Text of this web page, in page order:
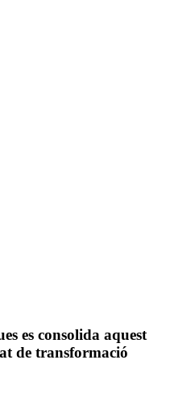
es consolida aquest
de transformació